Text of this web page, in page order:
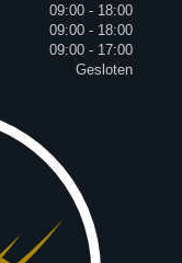
09:00 - 18:00
09:00 - 18:00
09:00 - 17:00
Gesloten